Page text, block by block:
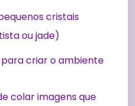
cristais
ou jade)
criar o ambiente
colar imagens que